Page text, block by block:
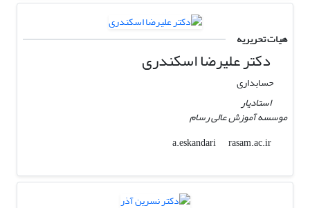
هیات تحریریه
دکتر علیرضا اسکندری
حسابداری
استادیار
موسسه آموزش عالی رسام
a.eskandari
rasam.ac.ir